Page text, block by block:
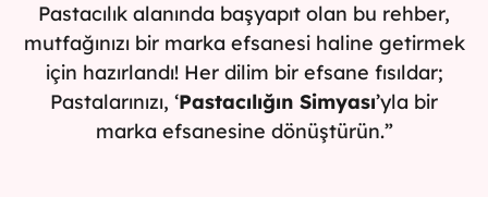
Pastacılık alanında başyapıt olan bu rehber,
mutfağınızı bir marka efsanesi haline getirmek
için hazırlandı! Her dilim bir efsane fısıldar;
Pastalarınızı, ‘Pastacılığın Simyası’yla bir
marka efsanesine dönüştürün.”